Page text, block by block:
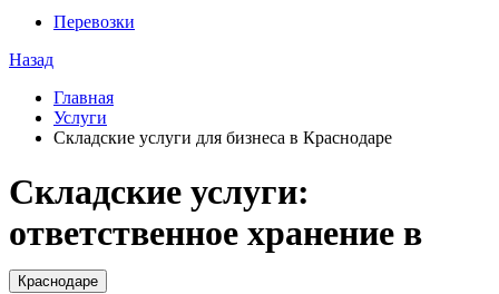
Перевозки
Назад
Главная
Услуги
Складские услуги для бизнеса в Краснодаре
Складские услуги:
ответственное хранение в
Краснодаре